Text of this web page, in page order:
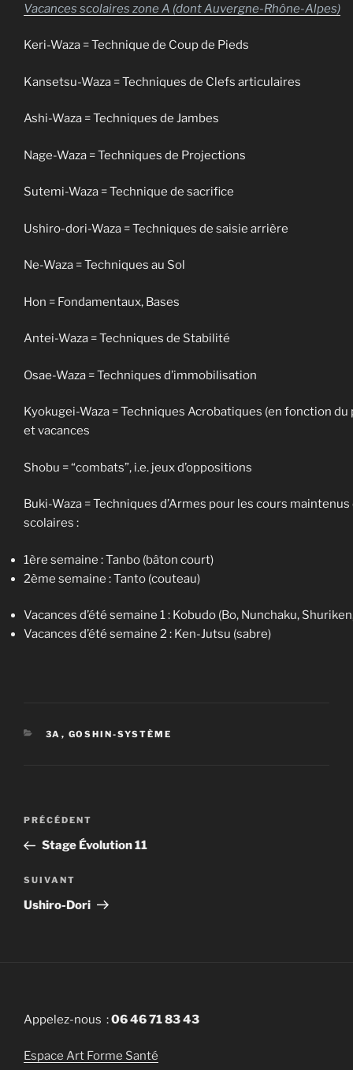
Vacances scolaires zone A (dont Auvergne-Rhône-Alpes)
Keri-Waza = Technique de Coup de Pieds
Kansetsu-Waza = Techniques de Clefs articulaires
Ashi-Waza = Techniques de Jambes
Nage-Waza = Techniques de Projections
Sutemi-Waza = Technique de sacrifice
Ushiro-dori-Waza = Techniques de saisie arrière
Ne-Waza = Techniques au Sol
Hon = Fondamentaux, Bases
Antei-Waza = Techniques de Stabilité
Osae-Waza = Techniques d’immobilisation
Kyokugei-Waza = Techniques Acrobatiques (en fonction
et vacances
Shobu = “combats”, i.e. jeux d’oppositions
Buki-Waza = Techniques d’Armes pour les cours
scolaires :
1ère semaine : Tanbo (bâton court)
2ème semaine : Tanto (couteau)
Vacances d’été semaine 1 : Kobudo (Bo, Nunchaku,
Vacances d’été semaine 2 : Ken-Jutsu (sabre)
CATÉGORIES
3A , GOSHIN-SYSTÈME
Navigation
l’article
Article
précédent
PRÉCÉDENT
Stage Évolution 11
Article
suivant
SUIVANT
Ushiro-Dori
Appelez-nous :06 46 71 83 43
Espace Art Forme Santé